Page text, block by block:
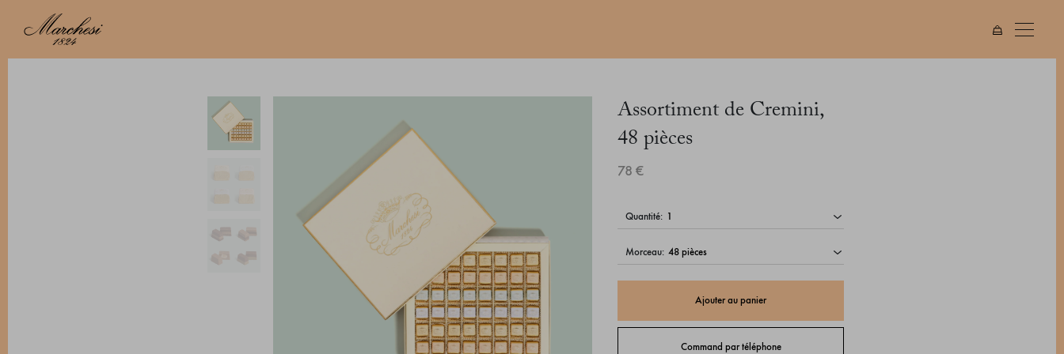
Assortiment de Cremini,
48 pièces
78 €
quantité:
morceau:
Ajouter au panier
Command par téléphone